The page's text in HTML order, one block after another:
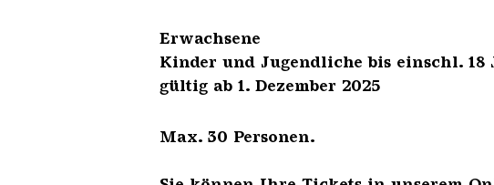
Kinder und Jugendliche bis
gültig ab 1. Dezember 2025
Max. 30 Personen.